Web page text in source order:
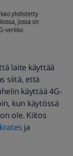
laite käyttää
siitä, että
käyttää 4G-
kun käytössä
ole. Kiitos
ja ​